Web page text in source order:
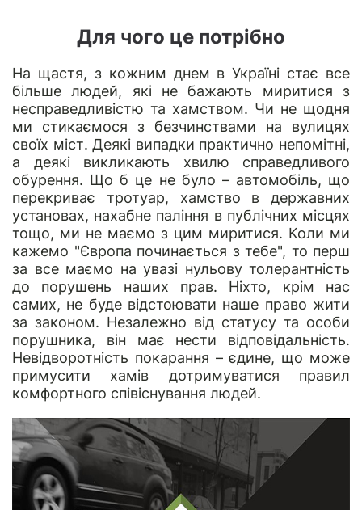
Для чого це потрібно
На щастя, з кожним днем в Україні стає все
більше людей, які не бажають миритися з
несправедливістю та хамством. Чи не щодня
ми стикаємося з безчинствами на вулицях
своїх міст. Деякі випадки практично непомітні,
а деякі викликають хвилю справедливого
обурення. Що б це не було – автомобіль, що
перекриває тротуар, хамство в державних
установах, нахабне паління в публічних місцях
тощо, ми не маємо з цим миритися. Коли ми
кажемо "Європа починається з тебе", то перш
за все маємо на увазі нульову толерантність
до порушень наших прав. Ніхто, крім нас
самих, не буде відстоювати наше право жити
за законом. Незалежно від статусу та особи
порушника, він має нести відповідальність.
Невідворотність покарання – єдине, що може
примусити хамів дотримуватися правил
комфортного співіснування людей.